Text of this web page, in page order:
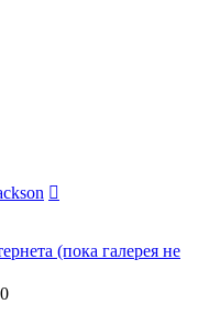
(пока галерея не